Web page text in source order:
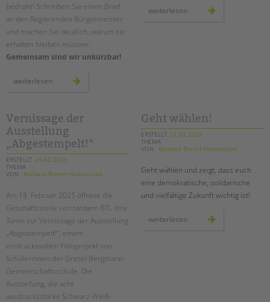
bedroht! Schreiben Sie einen Brief
an den Regierenden Bürgermeister
und machen Sie deutlich, warum sie
erhalten bleiben müssen.
Gemeinsam sind wir unkürzbar!
weiterlesen #briefeankai
soziale
zukunft
unserer
stadt
weiterlesen wanderausstellung
Vernissage der
Ausstellung
„Abgestempelt!“
ERSTELLT 24.02.2025
THEMA
VON
Barbara Brecht-Hadraschek
Am 18. Februar 2025 öffnete die
Geschäftsstelle von tandem BTL ihre
Türen zur Vernissage der Ausstellung
„Abgestempelt!“, einem
eindrucksvollen Fotoprojekt von
Schülerinnen der Gretel-Bergmann-
Gemeinschaftsschule. Die
Ausstellung, die acht
ausdrucksstarke Schwarz-Weiß-
Geht wählen!
ERSTELLT 21.02.2025
THEMA
VON
Barbara Brecht-Hadraschek
Geht wählen und zeigt, dass euch
eine demokratische, solidarische
und vielfältige Zukunft wichtig ist!
weiterlesen
wählen!